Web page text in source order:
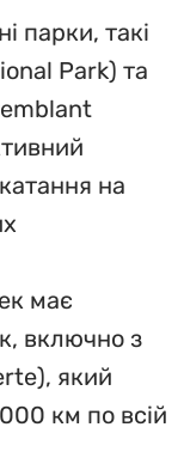
парки, такі
Park) та
на
має
включно з
який
км по всій